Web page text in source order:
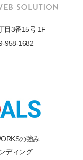
目3番15号 1F
958-1682
の強み
ディング